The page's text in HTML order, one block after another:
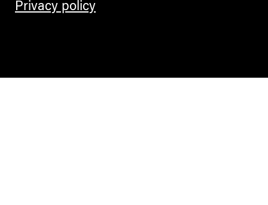
Privacy policy